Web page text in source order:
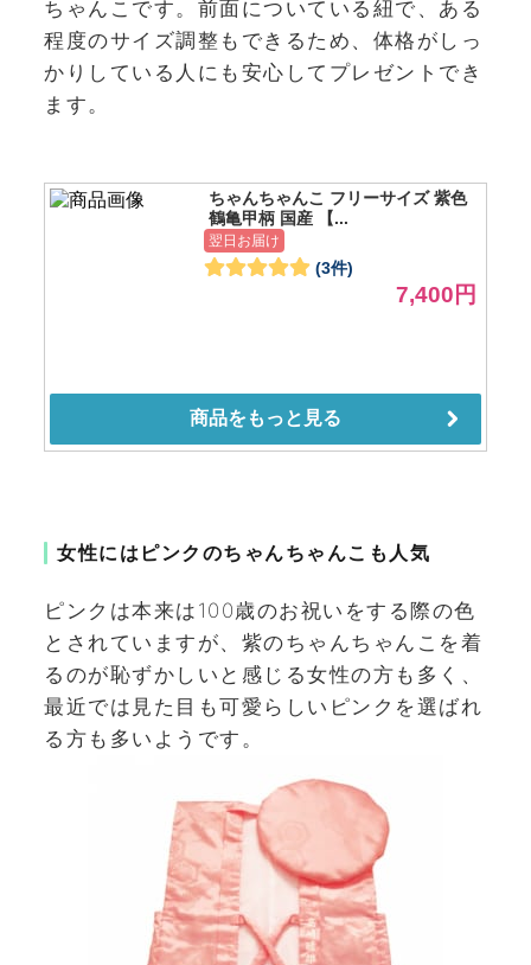
ちゃんこです。前面についている紐で、ある
程度のサイズ調整もできるため、体格がしっ
かりしている人にも安心してプレゼントでき
ます。
女性にはピンクのちゃんちゃんこも人気
ピンクは本来は100歳のお祝いをする際の色
とされていますが、紫のちゃんちゃんこを着
るのが恥ずかしいと感じる女性の方も多く、
最近では見た目も可愛らしいピンクを選ばれ
る方も多いようです。